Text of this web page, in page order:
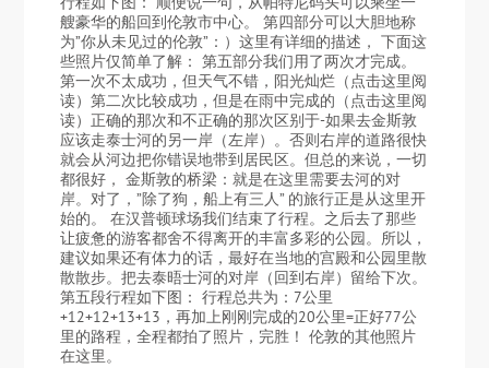
艘豪华的船回到伦敦市中心。 第四部分可以大胆地称
为”你从未见过的伦敦”：）这里有详细的描述， 下面这
些照片仅简单了解： 第五部分我们用了两次才完成。
第一次不太成功，但天气不错，阳光灿烂（点击这里阅
读）第二次比较成功，但是在雨中完成的（点击这里阅
读）正确的那次和不正确的那次区别于-如果去金斯敦
应该走泰士河的另一岸（左岸）。否则右岸的道路很快
就会从河边把你错误地带到居民区。但总的来说，一切
都很好， 金斯敦的桥梁：就是在这里需要去河的对
岸。对了，”除了狗，船上有三人” 的旅行正是从这里开
始的。 在汉普顿球场我们结束了行程。之后去了那些
让疲惫的游客都舍不得离开的丰富多彩的公园。所以，
建议如果还有体力的话，最好在当地的宫殿和公园里散
散散步。把去泰晤士河的对岸（回到右岸）留给下次。
第五段行程如下图： 行程总共为：7公里
+12+12+13+13，再加上刚刚完成的20公里=正好77公
里的路程，全程都拍了照片，完胜！ 伦敦的其他照片
在这里。